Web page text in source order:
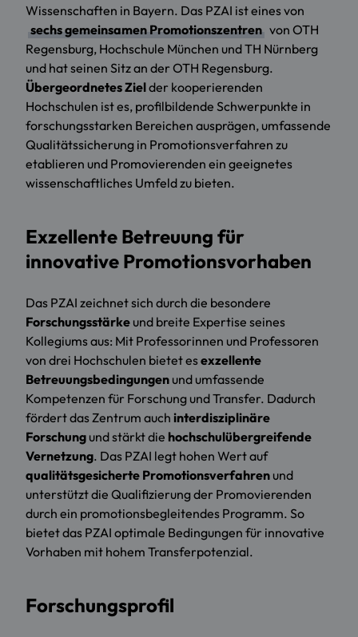
Wissenschaften in Bayern. Das PZAI ist eines von
sechs gemeinsamen Promotionszentren von OTH
Regensburg, Hochschule München und TH Nürnberg
und hat seinen Sitz an der OTH Regensburg.
Übergeordnetes Zielder kooperierenden
Hochschulen ist es, profilbildende Schwerpunkte in
forschungsstarken Bereichen ausprägen, umfassende
Qualitätssicherung in Promotionsverfahren zu
etablieren und Promovierenden ein geeignetes
wissenschaftliches Umfeld zu bieten.
Exzellente Betreuung für
innovative Promotionsvorhaben
Das PZAI zeichnet sich durch die besondere
Forschungsstärke und breite Expertise seines
Kollegiums aus: Mit Professorinnen und Professoren
von drei Hochschulen bietet esexzellente
Betreuungsbedingungen und umfassende
Kompetenzen für Forschung und Transfer. Dadurch
fördert das Zentrum auch interdisziplinäre
Forschung und stärkt die hochschulübergreifende
Vernetzung. Das PZAI legt hohen Wert auf
qualitätsgesicherte Promotionsverfahren und
unterstützt die Qualifizierung der Promovierenden
durch ein promotionsbegleitendes Programm. So
bietet das PZAI optimale Bedingungen für innovative
Vorhaben mit hohem Transferpotenzial.
Forschungsprofil